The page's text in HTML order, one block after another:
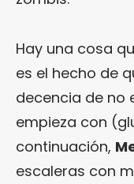
Hay una cosa
es el hecho de
decencia de no
empieza con
continuación,
escaleras con